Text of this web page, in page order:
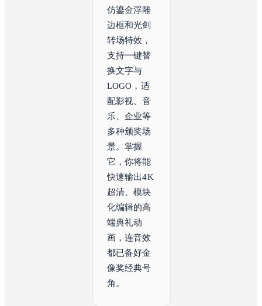
仿鎏金浮雕
边框和光剑
转场特效，
支持一键替
换文字与
LOGO，适
配影视、音
乐、企业等
多种颁奖场
景。掌握
它，你将能
快速输出4K
超清、模块
化编辑的高
端典礼动
画，连音效
都已备好金
像奖经典号
角。